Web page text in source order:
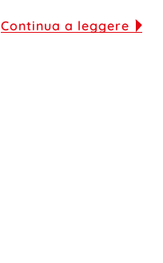
Continua a leggere